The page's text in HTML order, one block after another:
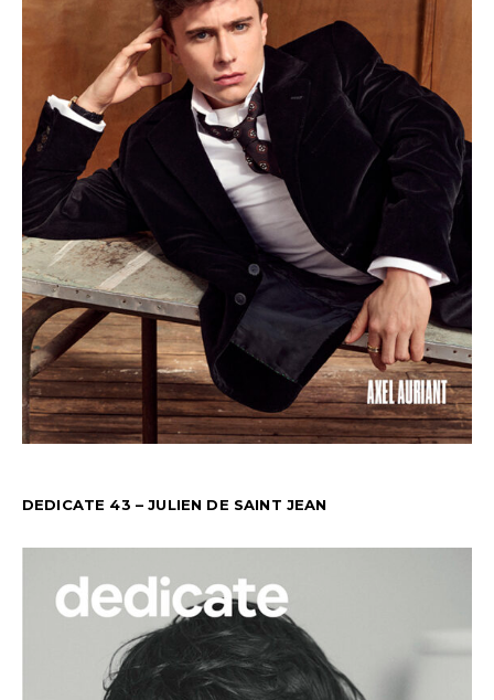
DEDICATE 43 – JULIEN DE SAINT JEAN